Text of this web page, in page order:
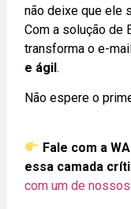
não deixe que ele
Com a solução de
transforma o e-
e ágil.
Não espere o
Fale com a
essa camada
com um de